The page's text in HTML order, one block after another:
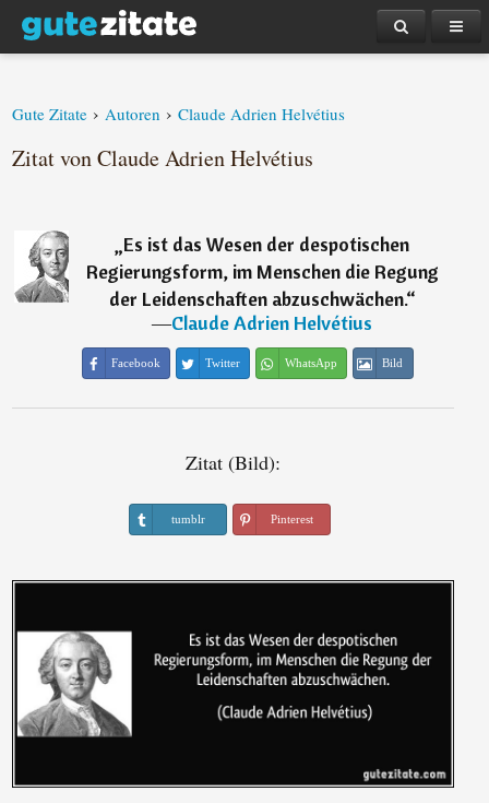
Gute Zitate › Autoren › Claude Adrien Helvétius
Zitat von Claude Adrien Helvétius
„Es ist das Wesen der despotischen
Regierungsform, im Menschen die Regung
der Leidenschaften abzuschwächen.“
―Claude Adrien Helvétius
Facebook Twitter WhatsApp Bild
Zitat (Bild):
tumblr Pinterest